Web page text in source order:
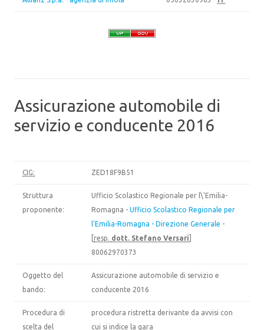
Assicurazione automobile di
servizio e conducente 2016
CIG: ZED18F9B51
Struttura
proponente:
Ufficio Scolastico Regionale per l\'Emilia-
Romagna - Ufficio Scolastico Regionale per
l'Emilia-Romagna - Direzione Generale -
resp. dott. Stefano Versari
80062970373
Oggetto del
bando:
Assicurazione automobile di servizio e
conducente 2016
Procedura di
scelta del
procedura ristretta derivante da avvisi con
cui si indice la gara